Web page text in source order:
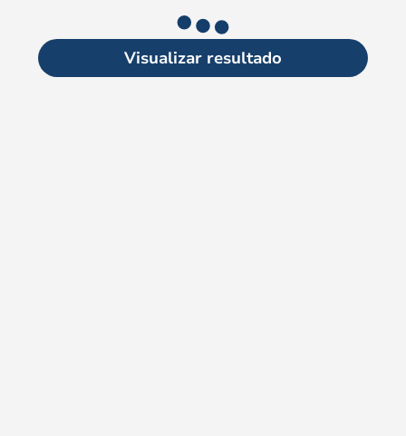
Visualizar resultado